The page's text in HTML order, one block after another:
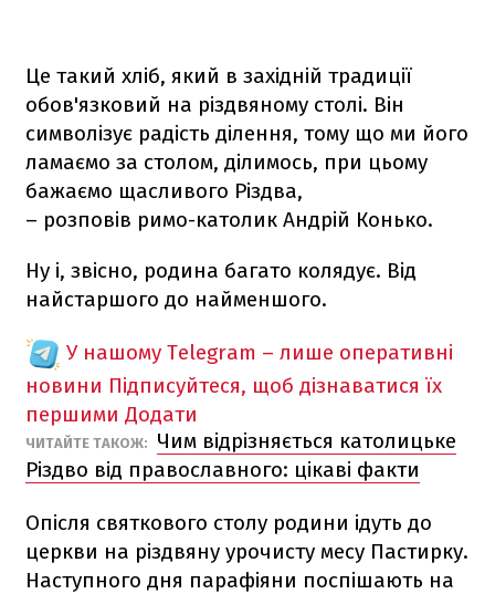
Це такий хліб, який в західній традиції
обов'язковий на різдвяному столі. Він
символізує радість ділення, тому що ми його
ламаємо за столом, ділимось, при цьому
бажаємо щасливого Різдва,
– розповів римо-католик Андрій Конько.
Ну і, звісно, родина багато колядує. Від
найстаршого до найменшого.
У нашому Telegram – лише оперативні
новини Підписуйтеся, щоб дізнаватися їх
першими Додати
ЧИТАЙТЕ ТАКОЖ:
Чим відрізняється католицьке
Різдво від православного: цікаві факти
Опісля святкового столу родини ідуть до
церкви на різдвяну урочисту месу Пастирку.
Наступного дня парафіяни поспішають на